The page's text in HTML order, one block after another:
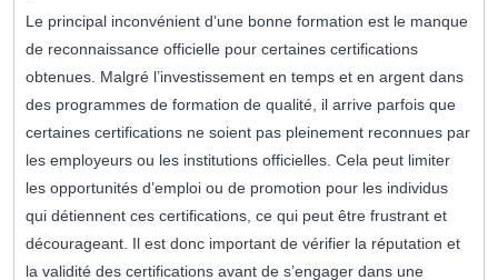
Le principal inconvénient d’une bonne formation est le manque
de reconnaissance officielle pour certaines certifications
obtenues. Malgré l’investissement en temps et en argent dans
des programmes de formation de qualité, il arrive parfois que
certaines certifications ne soient pas pleinement reconnues par
les employeurs ou les institutions officielles. Cela peut limiter
les opportunités d’emploi ou de promotion pour les individus
qui détiennent ces certifications, ce qui peut être frustrant et
décourageant. Il est donc important de vérifier la réputation et
la validité des certifications avant de s’engager dans une